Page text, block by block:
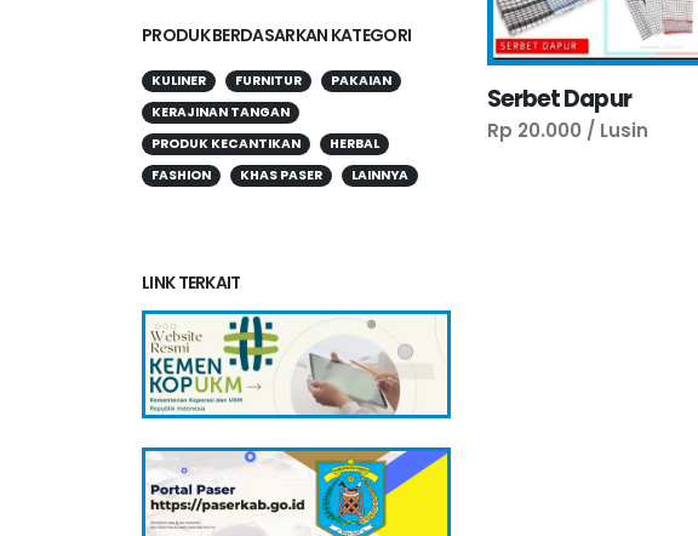
PRODUK BERDASARKAN KATEGORI
KULINER FURNITUR
PAKAIAN
KERAJINAN TANGAN
PRODUK KECANTIKAN
HERBAL
FASHION
KHAS PASER LAINNYA
LINK TERKAIT
Serbet Dapur
Rp 20.000 / Lusin